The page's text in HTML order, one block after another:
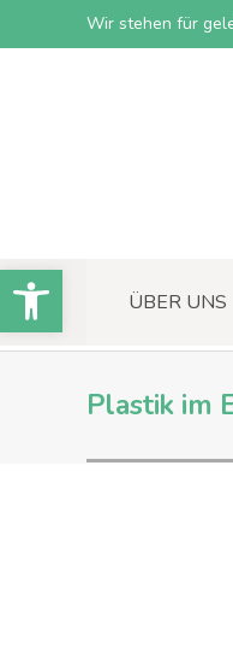
Wir stehen für
ÜBER UNS
Plastik im
Open toolbar